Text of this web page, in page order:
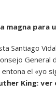
magna para
Santiago
General
el «yo
King: